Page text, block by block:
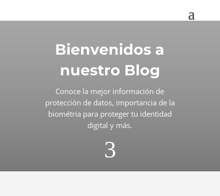
Bienvenidos a
nuestro Blog
Conoce la mejor información de
protección de datos, importancia de la
biométria para proteger tu identidad
digital y más.
3